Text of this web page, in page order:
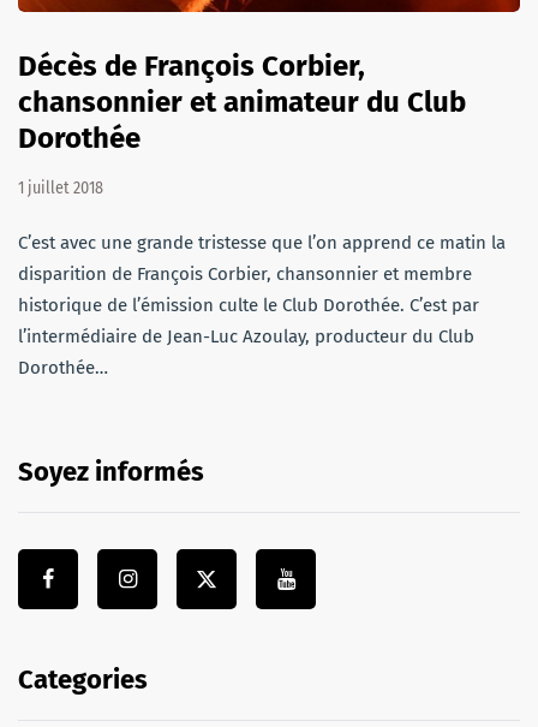
Décès de François Corbier,
chansonnier et animateur du Club
Dorothée
1 juillet 2018
C’est avec une grande tristesse que l’on apprend ce matin la
disparition de François Corbier, chansonnier et membre
historique de l’émission culte le Club Dorothée. C’est par
l’intermédiaire de Jean-Luc Azoulay, producteur du Club
Dorothée…
Soyez informés
Categories